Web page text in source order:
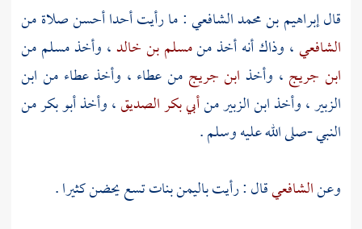
قالإبراهيم بن محمد الشافعي: ما رأيت أحدا أحسن صلاة من
الشافعي، وذاك أنه أخذ منمسلم بن خالد، وأخذمسلممن
ابن جريج ، وأخذ ابن جريج منعطاء ، وأخذعطاءمن ابن
الزبير، وأخذابن الزبيرمنأبي بكر الصديق، وأخذأبو بكرمن
النبي -صلى الله عليه وسلم .
وعنالشافعيقال : رأيتباليمنبنات تسع يحضن كثيرا .